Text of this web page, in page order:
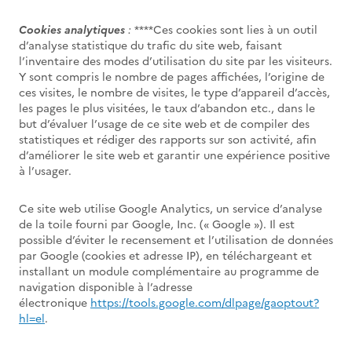
Cookies analytiques : ****Ces cookies sont lies à un outil
d’analyse statistique du trafic du site web, faisant
l’inventaire des modes d’utilisation du site par les visiteurs.
Y sont compris le nombre de pages affichées, l’origine de
ces visites, le nombre de visites, le type d’appareil d’accès,
les pages le plus visitées, le taux d’abandon etc., dans le
but d’évaluer l’usage de ce site web et de compiler des
statistiques et rédiger des rapports sur son activité, afin
d’améliorer le site web et garantir une expérience positive
à l’usager.
Ce site web utilise Google Analytics, un service d’analyse
de la toile fourni par Google, Inc. (« Google »). Il est
possible d’éviter le recensement et l’utilisation de données
par Google (cookies et adresse IP), en téléchargeant et
installant un module complémentaire au programme de
navigation disponible à l’adresse
électronique https://tools.google.com/dlpage/gaoptout?
hl=el.